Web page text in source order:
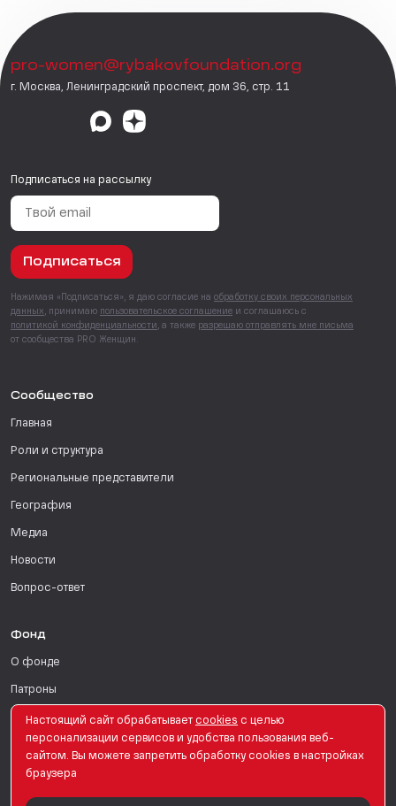
pro-women@rybakovfoundation.org
г. Москва, Ленинградский проспект, дом 36, стр. 11
Подписаться на рассылку
Подписаться
Нажимая «Подписаться», я даю согласие на обработку своих персональных
данных , принимаю пользовательское соглашение и соглашаюсь с
политикой конфиденциальности , а также разрешаю отправлять мне письма
от сообщества PRO Женщин.
Сообщество
Главная
Роли и структура
Региональные представители
География
Медиа
Новости
Вопрос-ответ
Фонд
О фонде
Патроны
Поддержать
Для СМИ
Настоящий сайт обрабатывает сookies с целью
персонализации сервисов и удобства пользования веб-
сайтом. Вы можете запретить обработку сookies в настройках
браузера